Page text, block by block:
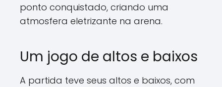
ponto conquistado, criando uma
atmosfera eletrizante na arena.
Um jogo de altos e baixos
A partida teve seus altos e baixos, com